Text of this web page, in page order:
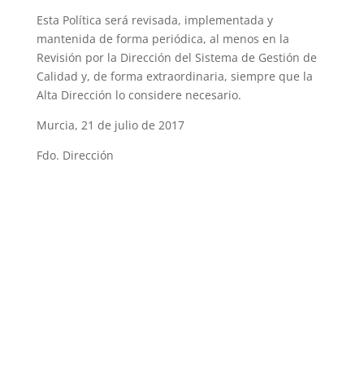
Esta Política será revisada, implementada y
mantenida de forma periódica, al menos en la
Revisión por la Dirección del Sistema de Gestión de
Calidad y, de forma extraordinaria, siempre que la
Alta Dirección lo considere necesario.
Murcia, 21 de julio de 2017
Fdo. Dirección